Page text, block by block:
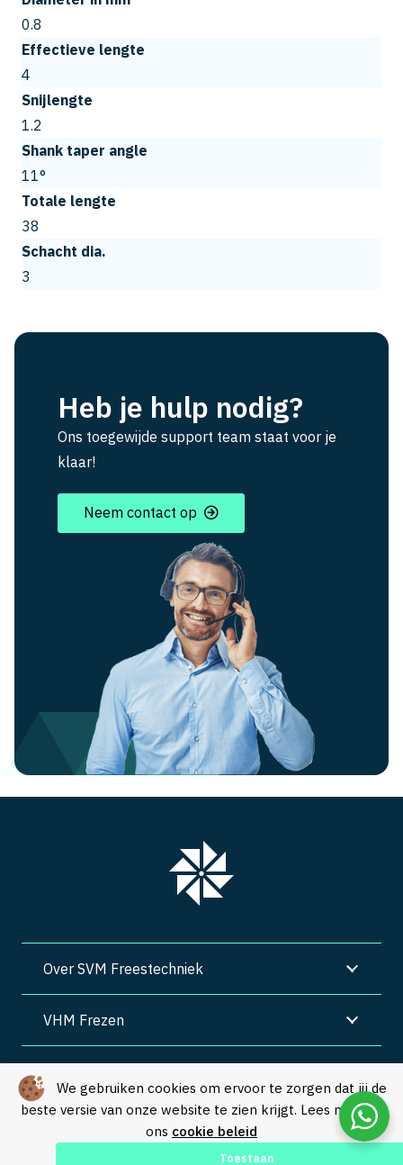
We gebruiken cookies om ervoor te zorgen dat jij de
beste versie van onze website te zien krijgt. Lees meer in
ons cookie beleid
Toestaan
0.8
Effectieve lengte
4
Snijlengte
1.2
Shank taper angle
11°
Totale lengte
38
Schacht dia.
3
Heb je hulp nodig?
Ons toegewijde support team staat voor je
klaar!
Neem contact op
Over SVM Freestechniek
VHM Frezen
Algemene voorwaarden | Privacy
© Copyright 2026 – SVM Freestechniek |
Webdesign by Yooker–